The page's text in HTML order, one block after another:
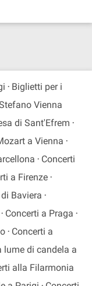
Biglietti per i
Vienna
di Sant'Efrem
a Vienna
Concerti
a Firenze
Baviera
Concerti a Praga
Concerti a
lume di candela a
alla Filarmonia